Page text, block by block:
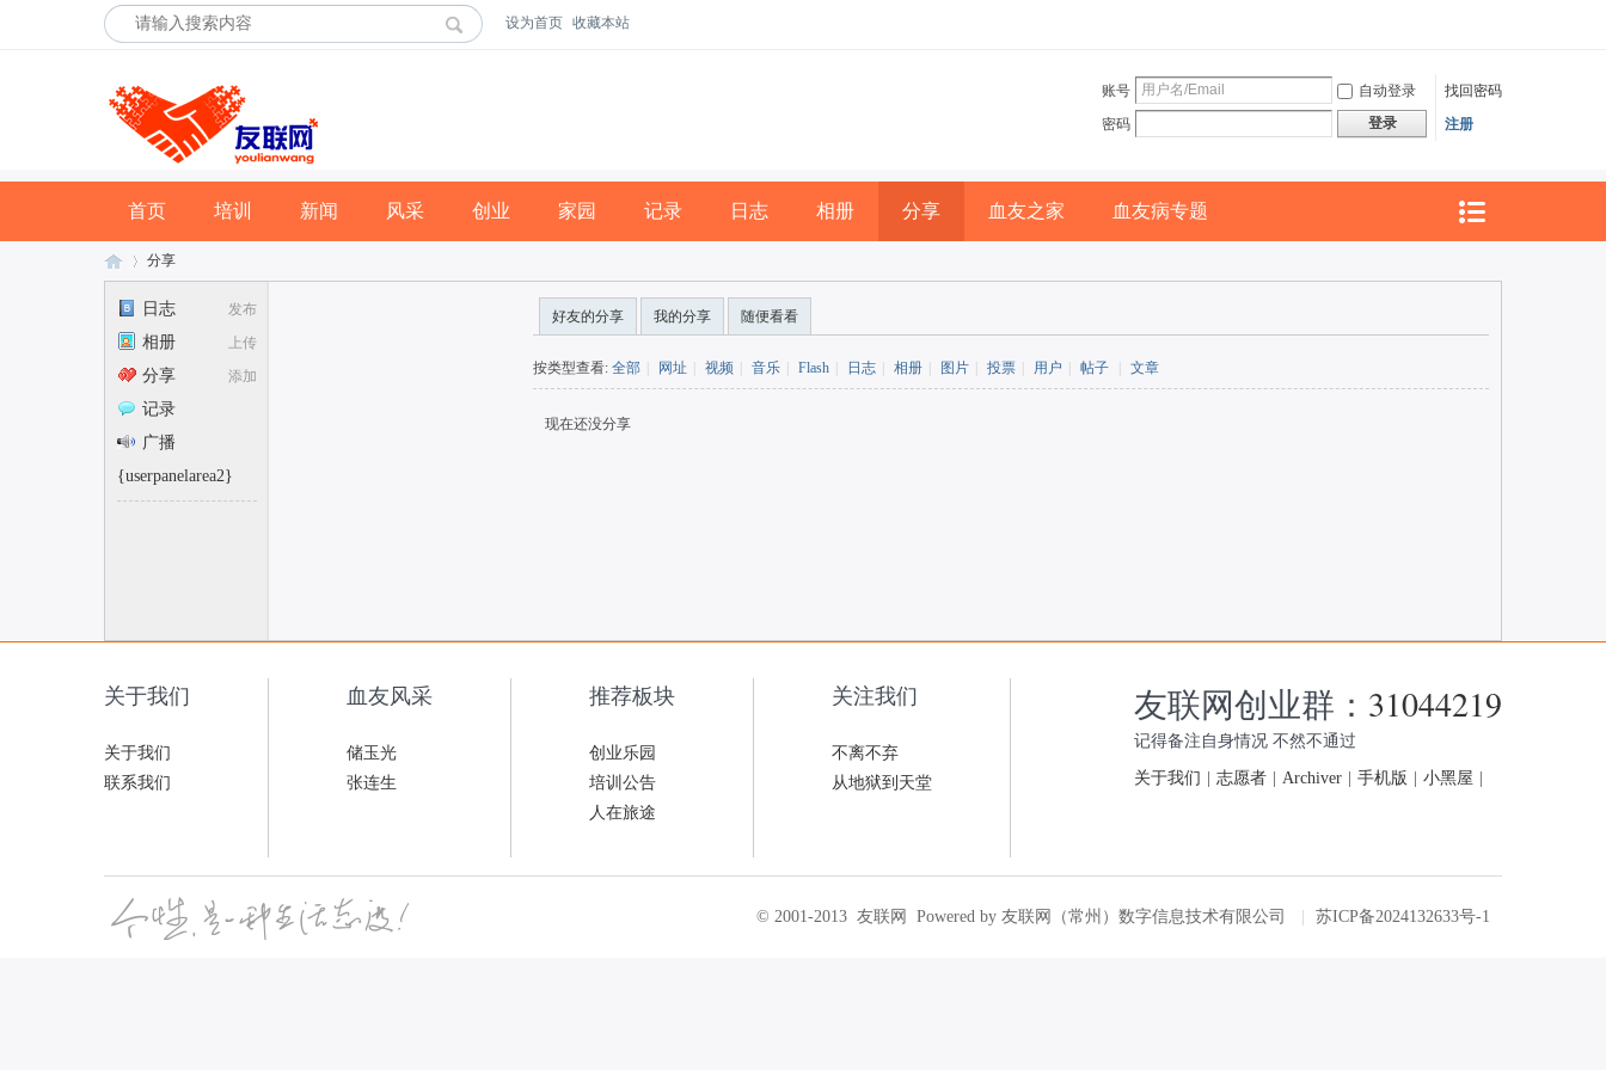
设为首页 收藏本站
账号 自动登录
找回密码
密码
登录 注册
首页 培训 新闻 风采 创业 家园 记录 日志 相册 分享 血友之家 血友病专题
分享
发布
日志
上传
相册
添加
分享
记录
广播
{userpanelarea2}
好友的分享 我的分享 随便看看
按类型查看: 全部 网址 视频 音乐 Flash 日志 相册 图片 投票 用户 帖子 文章
现在还没分享
关于我们
关于我们
联系我们
血友风采
储玉光
张连生
推荐板块
创业乐园
培训公告
人在旅途
关注我们
不离不弃
从地狱到天堂
友联网创业群： 31044219
记得备注自身情况 不然不通过
关于我们 志愿者 Archiver 手机版 小黑屋
© 2001-2013 友联网 Powered by 友联网（常州）数字信息技术有限公司 苏ICP备2024132633号-1